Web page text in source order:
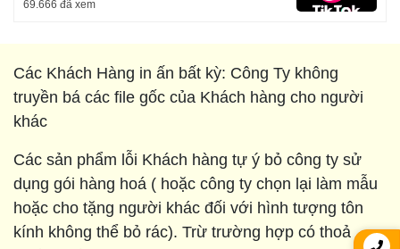
69.666 đã xem
Các Khách Hàng in ấn bất kỳ: Công Ty không
truyền bá các file gốc của Khách hàng cho người
khác
Các sản phẩm lỗi Khách hàng tự ý bỏ công ty sử
dụng gói hàng hoá ( hoặc công ty chọn lại làm mẫu
hoặc cho tặng người khác đối với hình tượng tôn
kính không thể bỏ rác). Trừ trường hợp có thoả